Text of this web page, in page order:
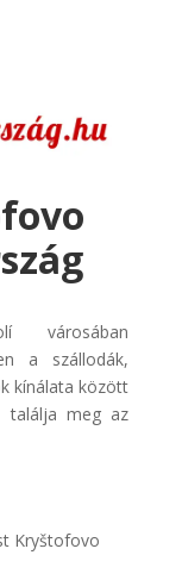
városában
a szállodák,
kínálata között
találja meg az
Kryštofovo